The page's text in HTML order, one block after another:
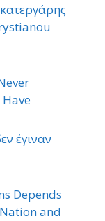
έγιναν
Depends
and